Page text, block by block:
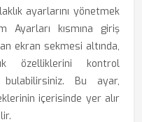
ayarlarını yönetmek
Ayarları kısmına giriş
ekran sekmesi altında,
özelliklerini kontrol
Bu ayar,
içerisinde yer alır